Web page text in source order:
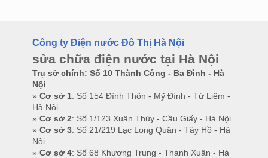
Công ty Điện nước Đô Thị Hà Nội
sửa chữa điện nước tại Hà Nội
Trụ sở chính: Số 10 Thành Công - Ba Đình - Hà
Nội
» Cơ sở 1: Số 154 Đình Thôn - Mỹ Đình - Từ Liêm -
Hà Nội
» Cơ sở 2: Số 1/123 Xuân Thủy - Cầu Giấy - Hà Nội
» Cơ sở 3: Số 21/219 Lạc Long Quân - Tây Hồ - Hà
Nội
» Cơ sở 4: Số 68 Khương Trung - Thanh Xuân - Hà